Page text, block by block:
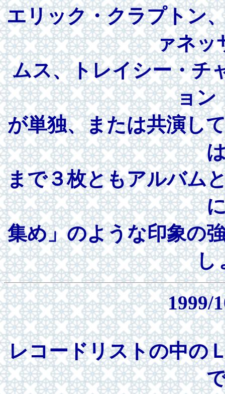
エリック・クラプトン
ァネッ
ムス、トレイシー・チ
ョン
が単独、または共演し
まで３枚ともアルバム
集め」のような印象の
し
1999/
レコードリストの中の